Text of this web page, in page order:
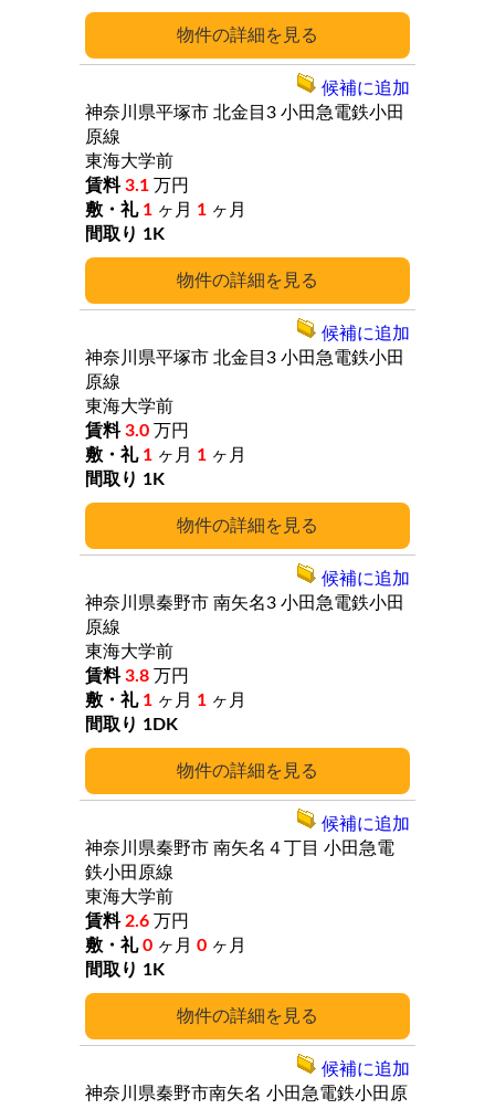
詳細
詳細
神奈川県平塚市 北金目3 小田急電鉄小田
原線
東海大学前
3.1 万円
1 ヶ月 1 ヶ月
1K
候補に追加
詳細
神奈川県平塚市 北金目3 小田急電鉄小田
原線
東海大学前
3.0 万円
1 ヶ月 1 ヶ月
1K
候補に追加
詳細
神奈川県秦野市 南矢名3 小田急電鉄小田
原線
東海大学前
3.8 万円
1 ヶ月 1 ヶ月
1DK
候補に追加
詳細
神奈川県秦野市 南矢名４丁目 小田急電
鉄小田原線
東海大学前
2.6 万円
0 ヶ月 0 ヶ月
1K
候補に追加
神奈川県秦野市南矢名 小田急電鉄小田原
候補に追加